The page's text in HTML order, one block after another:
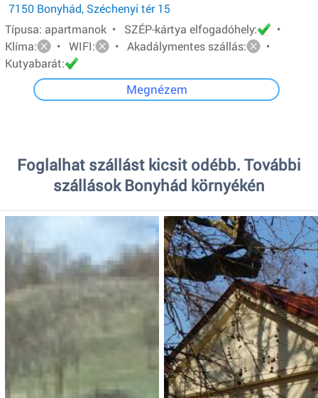
7150 Bonyhád, Széchenyi tér 15
Típusa: apartmanok • SZÉP-kártya elfogadóhely:
•
Klíma:
• WIFI: • Akadálymentes szállás:
•
Kutyabarát:
Megnézem
Foglalhat szállást kicsit odébb. További
szállások Bonyhád környékén